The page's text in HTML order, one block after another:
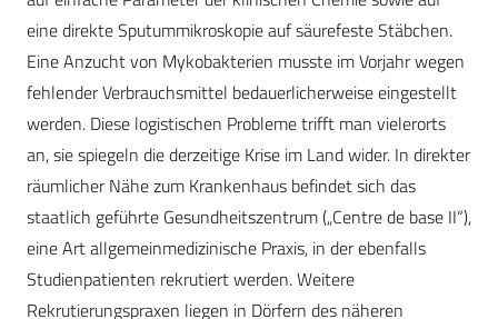
eine direkte Sputummikroskopie auf säurefeste Stäbchen.
Eine Anzucht von Mykobakterien musste im Vorjahr wegen
fehlender Verbrauchsmittel bedauerlicherweise eingestellt
werden. Diese logistischen Probleme trifft man vielerorts
an, sie spiegeln die derzeitige Krise im Land wider. In direkter
räumlicher Nähe zum Krankenhaus befindet sich das
staatlich geführte Gesundheitszentrum („Centre de base II“),
eine Art allgemeinmedizinische Praxis, in der ebenfalls
Studienpatienten rekrutiert werden. Weitere
Rekrutierungspraxen liegen in Dörfern des näheren